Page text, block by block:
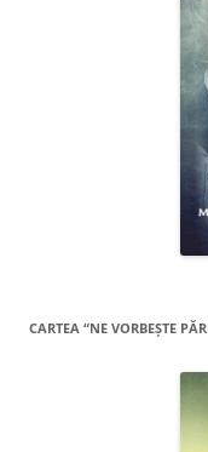
CARTEA “NE VORBEŞTE